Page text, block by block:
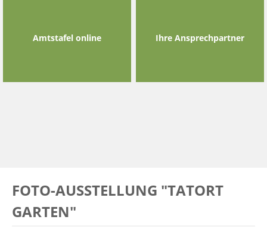
Amtstafel online Ihre Ansprechpartner
FOTO-AUSSTELLUNG "TATORT
GARTEN"